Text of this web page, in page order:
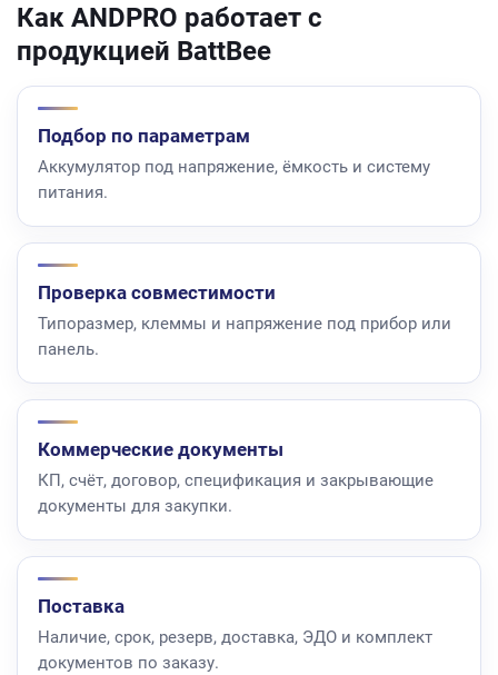
Как ANDPRO работает с
продукцией BattBee
Подбор по параметрам
Аккумулятор под напряжение, ёмкость и систему
питания.
Проверка совместимости
Типоразмер, клеммы и напряжение под прибор или
панель.
Коммерческие документы
КП, счёт, договор, спецификация и закрывающие
документы для закупки.
Поставка
Наличие, срок, резерв, доставка, ЭДО и комплект
документов по заказу.